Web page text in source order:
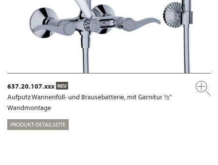
637.20.107.xxx NEU
Aufputz Wannenfüll- und Brausebatterie, mit Garnitur ½“
Wandmontage
PRODUKT-DETAILSEITE